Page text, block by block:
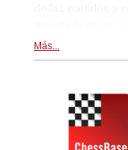
de las partidas a
Más...